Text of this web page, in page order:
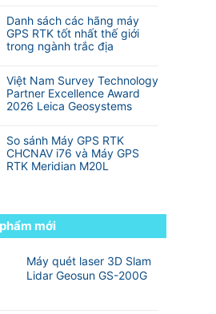
Sát
Xây
Dựng
Và
Hình
máy
GNSS
RTK
nhất
thế
giới
nghệ
RTK
đa
với
RTK
truyền
có
bình
luận
ở
trình
từ
sinh
kỹ
sư
trắc
Danh sách các hãng máy
GPS RTK tốt nhất thế giới
trong ngành trắc địa
có
bình
luận
ở
sách
các
hãng
tốt
nhất
thế
trong
ngành
Việt Nam Survey Technology
Partner Excellence Award
2026 Leica Geosystems
có
bình
luận
ở
Survey
Technology
Partner
Award
2026
So sánh Máy GPS RTK
CHCNAV i76 và Máy GPS
RTK Meridian M20L
luận
ở
sánh
mới
Máy quét laser 3D Slam
Lidar Geosun GS-200G